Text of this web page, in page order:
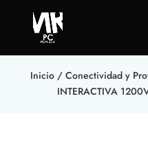
Inicio/ Conectividad y
INTERACTIVA